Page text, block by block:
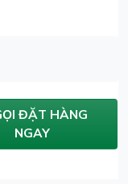
ĐẶT HÀNG
NGAY